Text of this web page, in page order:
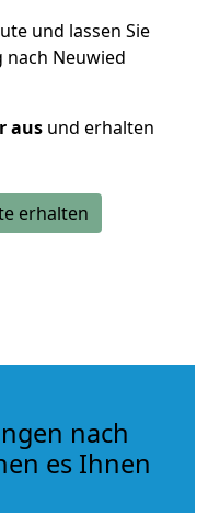
und lassen Sie
nach Neuwied
aus und erhalten
erhalten
nach
es Ihnen